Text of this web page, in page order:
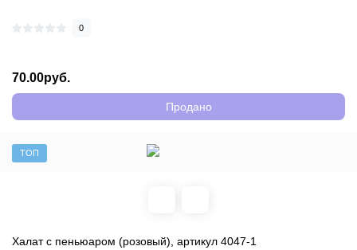
0
70.00руб.
Продано
ТОП
Халат с пеньюаром (розовый), артикул 4047-1